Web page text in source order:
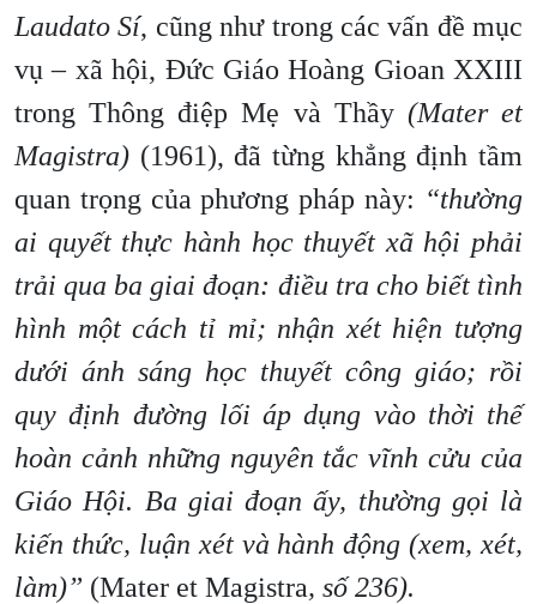
Laudato Sí, cũng như trong các vấn đề mục
vụ – xã hội, Đức Giáo Hoàng Gioan XXIII
trong Thông điệp Mẹ và Thầy (Mater et
Magistra) (1961), đã từng khẳng định tầm
quan trọng của phương pháp này: “thường
ai quyết thực hành học thuyết xã hội phải
trải qua ba giai đoạn: điều tra cho biết tình
hình một cách tỉ mỉ; nhận xét hiện tượng
dưới ánh sáng học thuyết công giáo; rồi
quy định đường lối áp dụng vào thời thế
hoàn cảnh những nguyên tắc vĩnh cửu của
Giáo Hội. Ba giai đoạn ấy, thường gọi là
kiến thức, luận xét và hành động (xem, xét,
làm)” (Mater et Magistra, số 236).